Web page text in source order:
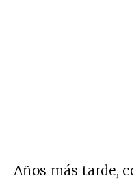
Años más tarde,